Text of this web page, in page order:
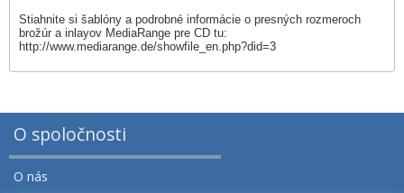
Stiahnite si šablóny a podrobné informácie o presných rozmeroch
brožúr a inlayov MediaRange pre CD tu:
http://www.mediarange.de/showfile_en.php?did=3
O spoločnosti
O nás